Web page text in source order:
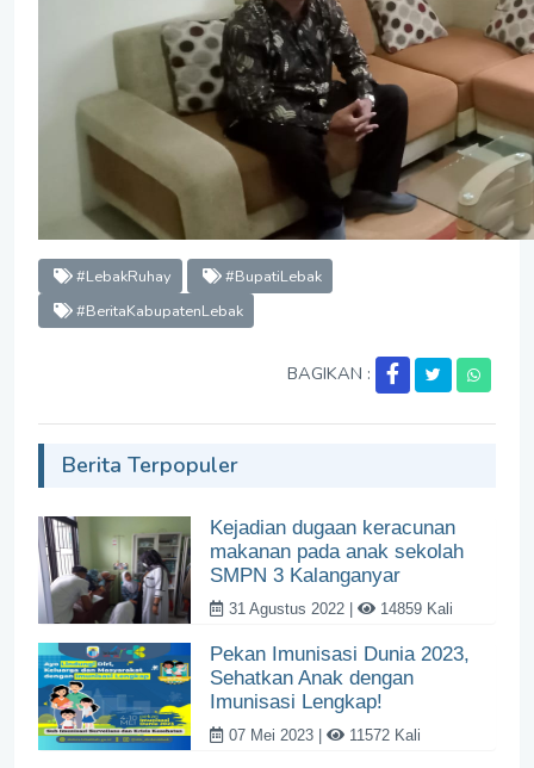
#LebakRuhay
#BupatiLebak
#BeritaKabupatenLebak
BAGIKAN :
Berita Terpopuler
Kejadian dugaan keracunan
makanan pada anak sekolah
SMPN 3 Kalanganyar
31 Agustus 2022 | 14859 Kali
Pekan Imunisasi Dunia 2023,
Sehatkan Anak dengan
Imunisasi Lengkap!
07 Mei 2023 | 11572 Kali